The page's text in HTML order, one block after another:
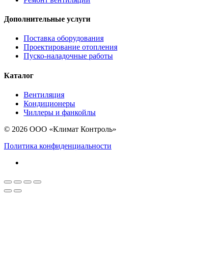
Дополнительные услуги
Поставка оборудования
Проектирование отопления
Пуско-наладочные работы
Каталог
Вентиляция
Кондиционеры
Чиллеры и фанкойлы
© 2026 ООО «Климат Контроль»
Политика конфиденциальности